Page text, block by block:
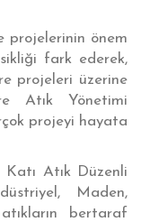
projelerinin önem
fark ederek,
projeleri üzerine
Atık Yönetimi
projeyi hayata
Katı Atık Düzenli
Maden,
bertaraf